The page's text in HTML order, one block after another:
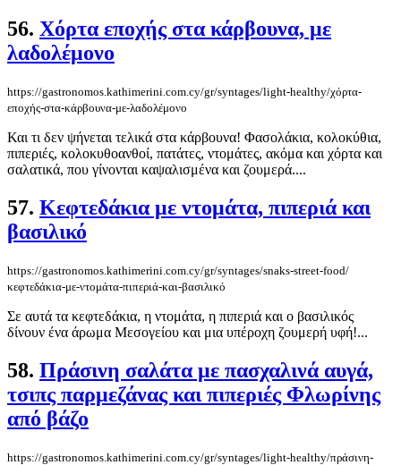
56. Χόρτα εποχής στα κάρβουνα, με
λαδολέμονο
https://gastronomos.kathimerini.com.cy/gr/syntages/light-healthy/χόρτα-
εποχής-στα-κάρβουνα-με-λαδολέμονο
Και τι δεν ψήνεται τελικά στα κάρβουνα! Φασολάκια, κολοκύθια,
πιπεριές, κολοκυθοανθοί, πατάτες, ντομάτες, ακόμα και χόρτα και
σαλατικά, που γίνονται καψαλισμένα και ζουμερά....
57. Κεφτεδάκια με ντομάτα, πιπεριά και
βασιλικό
https://gastronomos.kathimerini.com.cy/gr/syntages/snaks-street-food/
κεφτεδάκια-με-ντομάτα-πιπεριά-και-βασιλικό
Σε αυτά τα κεφτεδάκια, η ντομάτα, η πιπεριά και ο βασιλικός
δίνουν ένα άρωμα Μεσογείου και μια υπέροχη ζουμερή υφή!...
58. Πράσινη σαλάτα με πασχαλινά αυγά,
τσιπς παρμεζάνας και πιπεριές Φλωρίνης
από βάζο
https://gastronomos.kathimerini.com.cy/gr/syntages/light-healthy/πράσινη-